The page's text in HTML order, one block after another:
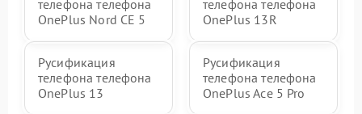
телефона телефона
OnePlus Nord CE 5
телефона телефона
OnePlus 13R
Русификация
телефона телефона
OnePlus 13
Русификация
телефона телефона
OnePlus Ace 5 Pro